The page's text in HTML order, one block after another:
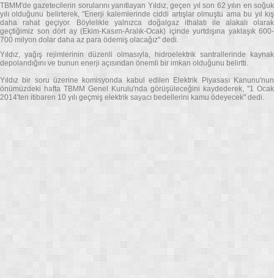
TBMM'de gazetecilerin sorularını yanıtlayan Yıldız, geçen yıl son 62 yılın en soğuk
yılı olduğunu belirterek, "Enerji kalemlerinde ciddi artışlar olmuştu ama bu yıl kış
daha rahat geçiyor. Böylelikle yalnızca doğalgaz ithalatı ile alakalı olarak
geçtiğimiz son dört ay (Ekim-Kasım-Aralık-Ocak) içinde yurtdışına yaklaşık 600-
700 milyon dolar daha az para ödemiş olacağız" dedi.
Yıldız, yağış rejimlerinin düzenli olmasıyla, hidroelektrik santrallerinde kaynak
depolandığını ve bunun enerji açısından önemli bir imkan olduğunu belirtti.
Yıldız bir soru üzerine komisyonda kabul edilen Elektrik Piyasası Kanunu'nun
önümüzdeki hafta TBMM Genel Kurulu'nda görüşüleceğini kaydederek, "1 Ocak
2014'ten itibaren 10 yılı geçmiş elektrik sayacı bedellerini kamu ödeyecek" dedi.